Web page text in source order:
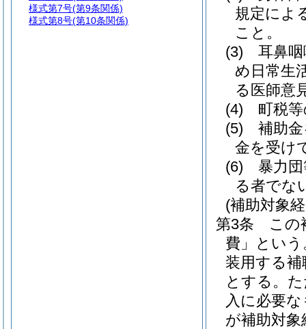
規定によ
こと。
(3)
耳鼻
め日常生
る医師意
(4)
町税
(5)
補助
金を受け
(6)
暴力
る者でな
(補助対象
第3条
この
費」という
装用する補
とする。
入に必要
が補助対
様式第7号(第9条関係)
様式第8号(第10条関係)